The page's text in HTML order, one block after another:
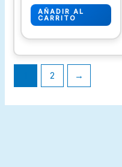
AÑADIR AL
CARRITO
2 →